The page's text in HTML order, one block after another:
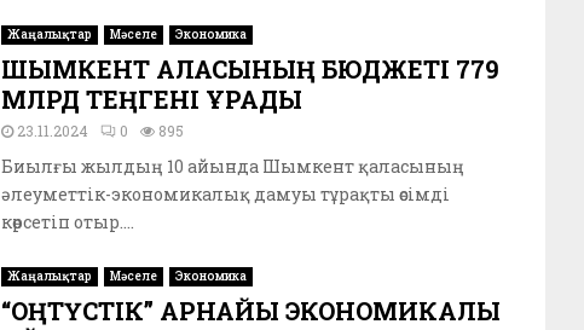
Жаңалықтар Мәселе Экономика
ШЫМКЕНТ ҚАЛАСЫНЫҢ БЮДЖЕТІ 779
МЛРД ТЕҢГЕНІ ҚҰРАДЫ
23.11.2024 0 895
Биылғы жылдың 10 айында Шымкент қаласының
әлеуметтік-экономикалық дамуы тұрақты өсімді
көрсетіп отыр....
Жаңалықтар Мәселе Экономика
“ОҢТҮСТІК” АРНАЙЫ ЭКОНОМИКАЛЫҚ